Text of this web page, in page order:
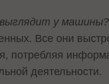
у машины?
Все они
потребляя
деятельности.